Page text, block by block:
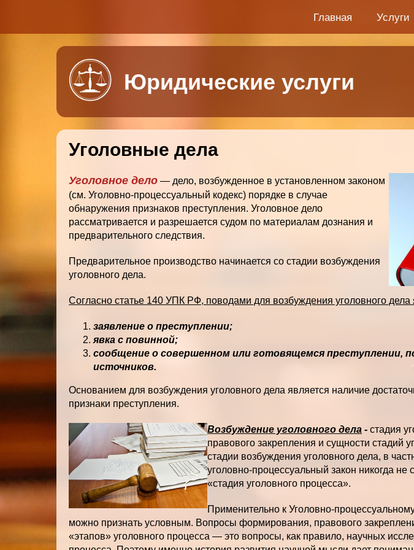
навигация
Главная Услуги
Юридические услуги
Уголовные дела
Уголовное дело — дело, возбужденное в установленном законом
(cм. Уголовно-процессуальный кодекс) порядке в случае
обнаружения признаков преступления. Уголовное дело
рассматривается и разрешается судом по материалам дознания и
предварительного следствия.
Предварительное производство начинается со стадии возбуждения
уголовного дела.
Согласно статье 140 УПК РФ, поводами для возбуждения уголовного дела
заявление о преступлении;
явка с повинной;
сообщение о совершенном или готовящемся преступлении,
источников.
Основанием для возбуждения уголовного дела является наличие
признаки преступления.
Возбуждение уголовного дела - стадия
правового закрепления и сущности стадий
стадии возбуждения уголовного дела, в
уголовно-процессуальный закон никогда
«стадия уголовного процесса».
Применительно к Уголовно-
можно признать условным. Вопросы формирования, правового
«этапов» уголовного процесса — это вопросы, как правило, научных